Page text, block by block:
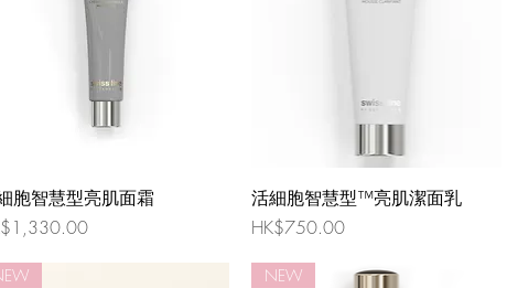
胞智慧型亮肌面霜
活細胞智慧型™亮肌潔面乳
價格
HK$750.00
NEW